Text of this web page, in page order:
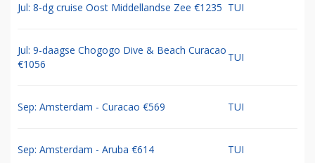
Jul: 8-dg cruise Oost Middellandse Zee €1235 TUI
Jul: 9-daagse Chogogo Dive & Beach Curacao
€1056
TUI
Sep: Amsterdam - Curacao €569 TUI
Sep: Amsterdam - Aruba €614 TUI